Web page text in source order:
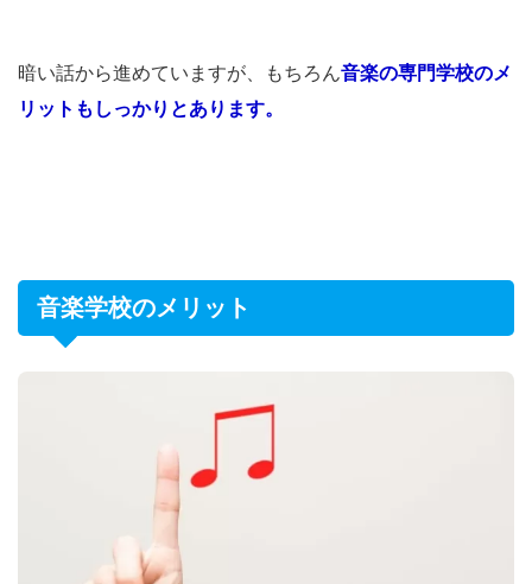
暗い話から進めていますが、もちろん音楽の専門学校のメ
リットもしっかりとあります。
音楽学校のメリット